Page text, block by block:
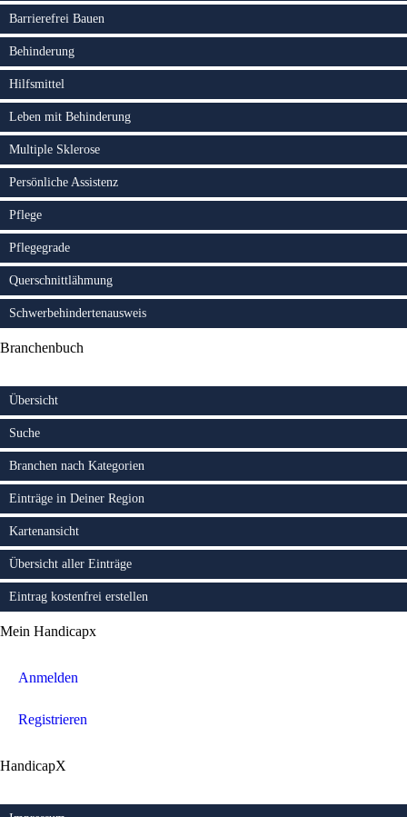
Barrierefrei Bauen
Behinderung
Hilfsmittel
Leben mit Behinderung
Multiple Sklerose
Persönliche Assistenz
Pflege
Pflegegrade
Querschnittlähmung
Schwerbehindertenausweis
Branchenbuch
Übersicht
Suche
Branchen nach Kategorien
Einträge in Deiner Region
Kartenansicht
Übersicht aller Einträge
Eintrag kostenfrei erstellen
Mein Handicapx
Anmelden
Registrieren
HandicapX